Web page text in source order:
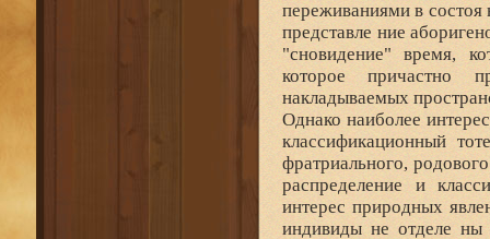
переживаниями в состоя
представле ние
"сновидение" время,
которое причастно
накладываемых
Однако наиболее
классификационный
фратриального,
распределение и
интерес природных
индивиды не отделе